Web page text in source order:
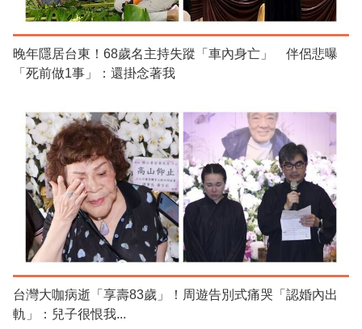
晚年隱居台東！68歲名主持失蹤「車內身亡」 伴侶悲曝
「死前做1事」：還掛念著我
台灣大咖病逝「享壽83歲」！周遊告別式痛哭「認婚內出
軌」：兒子很恨我...